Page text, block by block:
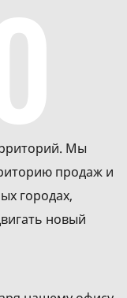
Мы
продаж и
городах,
новый